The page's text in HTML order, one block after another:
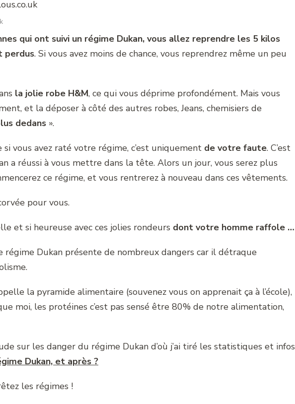
qui ont suivi un régime Dukan, vous allez reprendre les 5 kilos
perdus. Si vous avez moins de chance, vous reprendrez même un peu
la jolie robe H&M, ce qui vous déprime profondément. Mais vous
et la déposer à côté des autres robes, Jeans, chemisiers de
dedans ».
vous avez raté votre régime, c’est uniquement de votre faute. C’est
a réussi à vous mettre dans la tête. Alors un jour, vous serez plus
ce régime, et vous rentrerez à nouveau dans ces vêtements.
pour vous.
et si heureuse avec ces jolies rondeurs dont votre homme raffole …
régime Dukan présente de nombreux dangers car il détraque
la pyramide alimentaire (souvenez vous on apprenait ça à l’école),
moi, les protéines c’est pas sensé être 80% de notre alimentation,
sur les danger du régime Dukan d’où j’ai tiré les statistiques et infos
Dukan, et après ?
les régimes !